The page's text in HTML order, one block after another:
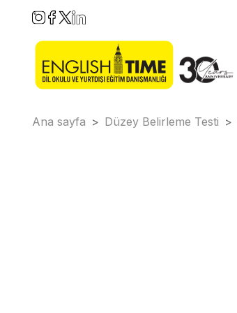
Ana sayfa > Düzey Belirleme Testi >